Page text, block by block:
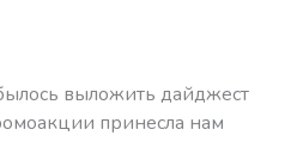
выложить дайджест
принесла нам